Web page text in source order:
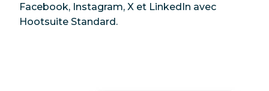
Facebook, Instagram, X et LinkedIn avec
Hootsuite Standard.